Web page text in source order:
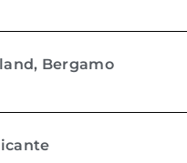
Bergamo